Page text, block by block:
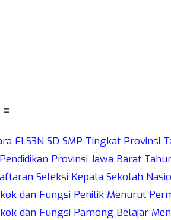
FLS3N SD SMP Tingkat Provinsi
Provinsi Jawa Barat
Seleksi Kepala Sekolah
dan Fungsi Penilik Menurut
dan Fungsi Pamong Belajar